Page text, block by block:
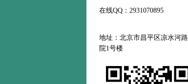
在线QQ：2931070895
地址：北京市昌平区凉水河路
院1号楼